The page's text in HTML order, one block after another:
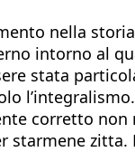
nella
intorno al
stata
corretto non
starmene